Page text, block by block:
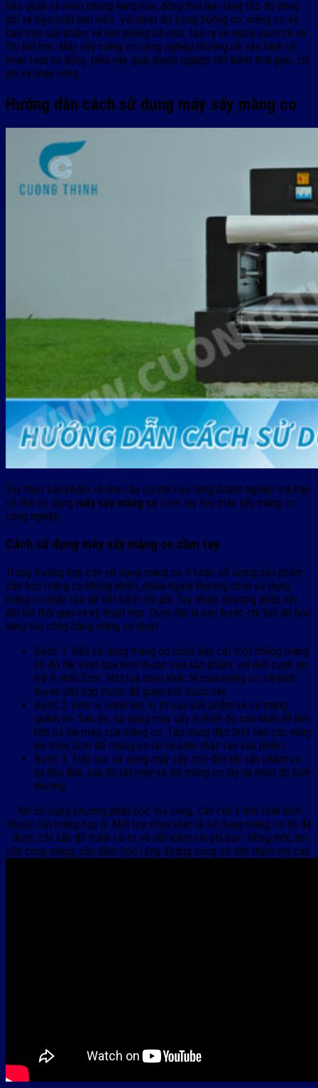
bảo quản và niêm phong hàng hóa, đồng thời làm tăng tốc độ đóng
gói và hiệu suất làm việc. Với nhiệt độ trong buồng co, màng co sẽ
bao trọn sản phẩm và làm phẳng bề mặt, tạo ra vẻ ngoài sạch sẽ và
thu hút hơn. Máy sấy màng co công nghiệp thường dễ vận hành và
hoàn toàn tự động. Điều này giúp doanh nghiệp tiết kiệm thời gian, chi
phí và nhân công.
Hướng dẫn cách sử dụng máy sấy màng co
Tùy theo sản phẩm và nhu cầu cụ thể của từng doanh nghiệp mà bạn
có thể sử dụng máy sấy màng co cầm tay hay máy sấy màng co
công nghiệp.
Cách sử dụng máy sấy màng co cầm tay
Trong trường hợp cần sử dụng màng co ít hoặc số lượng sản phẩm
cần bọc màng co không nhiều, nhiều người thường chọn sử dụng
màng co nhân tạo để tiết kiệm chi phí. Tuy nhiên, phương pháp này
đòi hỏi thời gian và kỹ thuật hơn. Dưới đây là các bước chi tiết để bọc
hàng thủ công bằng màng co nhiệt:
Bước 1: Nếu sử dụng màng co cuộn, hãy cắt một miếng màng
có độ dài vượt qua kích thước của sản phẩm, với mỗi cạnh dự
trữ ít nhất 2cm. Một lựa chọn khác là mua màng co với kích
thước phù hợp trước để giảm bớt bước này.
Bước 2: Định vị chính xác vị trí của sản phẩm và co màng
quanh nó. Sau đó, sử dụng máy sấy ở nhiệt độ cao nhất để làm
khô cả hai mép của màng co. Tập trung đặc biệt vào các vùng
dư thừa 2cm để chúng co lại và bám chặt vào sản phẩm.
Bước 3: Tiếp tục sử dụng máy sấy cho đến khi sản phẩm co
lại đều đặn, sau đó tắt máy và đợi màng co lấy lại nhiệt độ bình
thường.
Khi sử dụng phương pháp bọc thủ công, cần chú ý tính toán kích
thước cắt màng hợp lý. Một lựa chọn khác là sử dụng màng co túi đã
được cắt sẵn để tránh rủi ro và tiết kiệm chi phí bọc. Đồng thời, khi
uốn cong màng, cần đảm bảo rằng đường cong có tính thẩm mỹ cao.